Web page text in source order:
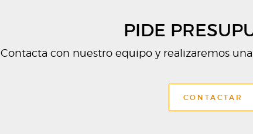
PIDE
Contacta con nuestro equipo y realizaremos
CONTACTAR